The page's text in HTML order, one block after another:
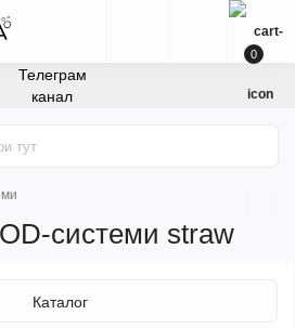
Телеграм
канал
0
системи straw
Каталог